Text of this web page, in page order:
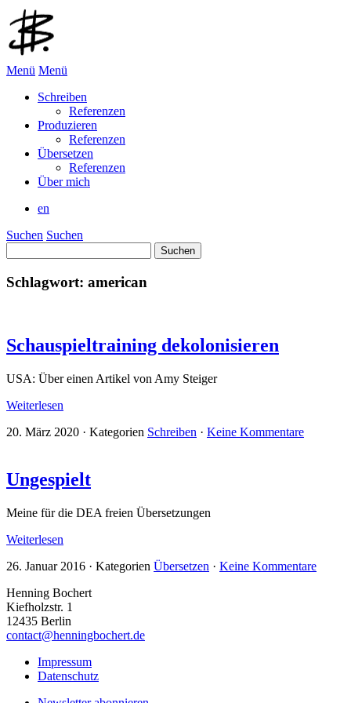
Menü Menü
Schreiben
Referenzen
Produzieren
Referenzen
Übersetzen
Referenzen
Über mich
en
Suchen Suchen
nach:
Schlagwort: american
Schauspiel­training dekolonisieren
USA: Über einen Artikel von Amy Steiger
Weiterlesen
20. März 2020 · Kategorien Schreiben · Keine Kommentare
Ungespielt
Meine für die DEA freien Übersetzungen
Weiterlesen
26. Januar 2016 · Kategorien Übersetzen · Keine Kommentare
Henning Bochert
Kiefholzstr. 1
12435 Berlin
contact@henningbochert.de
Impressum
Datenschutz